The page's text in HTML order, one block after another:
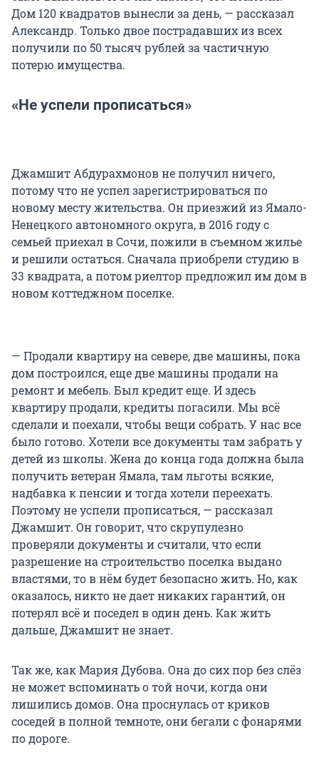
Дом 120 квадратов вынесли за день, — рассказал
Александр. Только двое пострадавших из всех
получили по 50 тысяч рублей за частичную
потерю имущества.
«Не успели прописаться»
Джамшит Абдурахмонов не получил ничего,
потому что не успел зарегистрироваться по
новому месту жительства. Он приезжий из Ямало-
Ненецкого автономного округа, в 2016 году с
семьей приехал в Сочи, пожили в съемном жилье
и решили остаться. Сначала приобрели студию в
33 квадрата, а потом риелтор предложил им дом в
новом коттеджном поселке.
— Продали квартиру на севере, две машины, пока
дом построился, еще две машины продали на
ремонт и мебель. Был кредит еще. И здесь
квартиру продали, кредиты погасили. Мы всё
сделали и поехали, чтобы вещи собрать. У нас все
было готово. Хотели все документы там забрать у
детей из школы. Жена до конца года должна была
получить ветеран Ямала, там льготы всякие,
надбавка к пенсии и тогда хотели переехать.
Поэтому не успели прописаться, — рассказал
Джамшит. Он говорит, что скрупулезно
проверяли документы и считали, что если
разрешение на строительство поселка выдано
властями, то в нём будет безопасно жить. Но, как
оказалось, никто не дает никаких гарантий, он
потерял всё и поседел в один день. Как жить
дальше, Джамшит не знает.
Так же, как Мария Дубова. Она до сих пор без слёз
не может вспоминать о той ночи, когда они
лишились домов. Она проснулась от криков
соседей в полной темноте, они бегали с фонарями
по дороге.